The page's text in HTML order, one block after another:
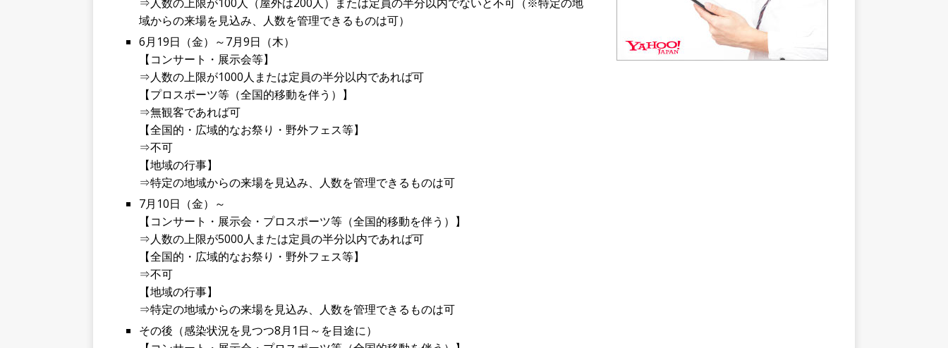
域からの来場を見込み、人数を管理できるものは可）
6月19日（金）～7月9日（木）
【コンサート・展示会等】
⇒人数の上限が1000人または定員の半分以内であれば可
【プロスポーツ等（全国的移動を伴う）】
⇒無観客であれば可
【全国的・広域的なお祭り・野外フェス等】
⇒不可
【地域の行事】
⇒特定の地域からの来場を見込み、人数を管理できるものは可
7月10日（金）～
【コンサート・展示会・プロスポーツ等（全国的移動を伴う）】
⇒人数の上限が5000人または定員の半分以内であれば可
【全国的・広域的なお祭り・野外フェス等】
⇒不可
【地域の行事】
⇒特定の地域からの来場を見込み、人数を管理できるものは可
その後（感染状況を見つつ8月1日～を目途に）